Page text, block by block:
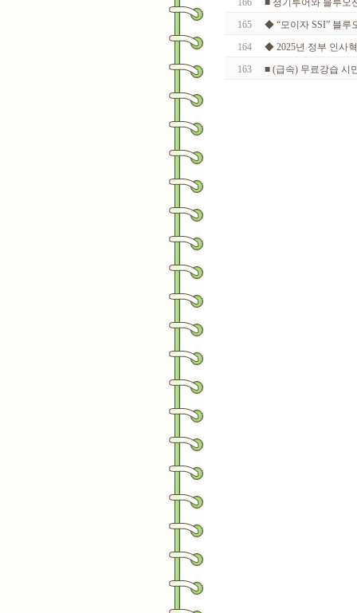
166
■ 정기투어와 블루오
165
◆ “모이자 SSI” 블루
164
◆ 2025년 정부 인사
163
■ (급속) 무료강습 시